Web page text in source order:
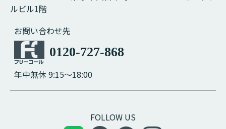
ルビル1階
お問い合わせ先
0120-727-868
年中無休 9:15～18:00
FOLLOW US